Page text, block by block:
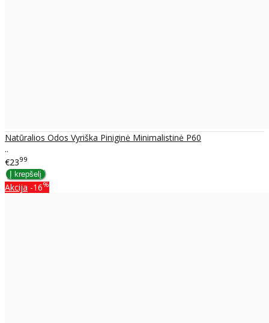
Natūralios Odos Vyriška Piniginė Minimalistinė P60
..
€2399
Akcija -16%